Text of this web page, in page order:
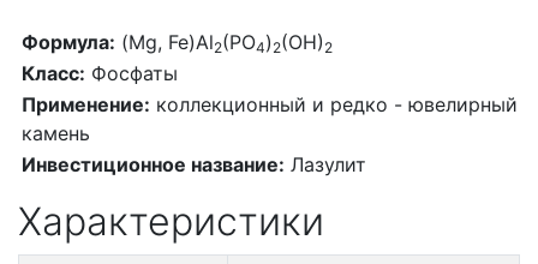
Формула: (Mg, Fe)Al2(PO4) 2(OH) 2
Класс: Фосфаты
Применение: коллекционный и редко - ювелирный
камень
Инвестиционное название: Лазулит
Характеристики